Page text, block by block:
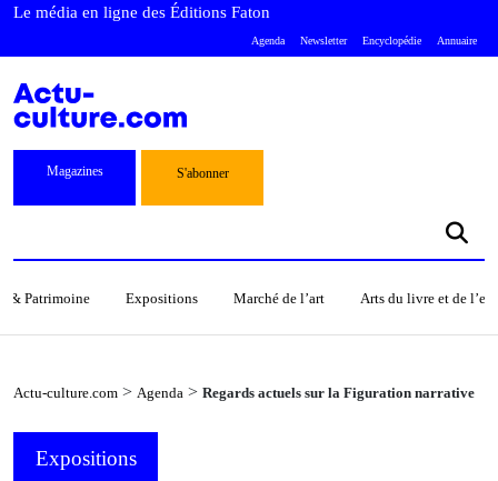
Le média en ligne des Éditions Faton
Agenda Newsletter Encyclopédie Annuaire
Magazines S'abonner
& Patrimoine Expositions Marché de l’art Arts du livre et de
Actu-culture.com > Agenda > Regards actuels sur la Figuration narrative
Expositions